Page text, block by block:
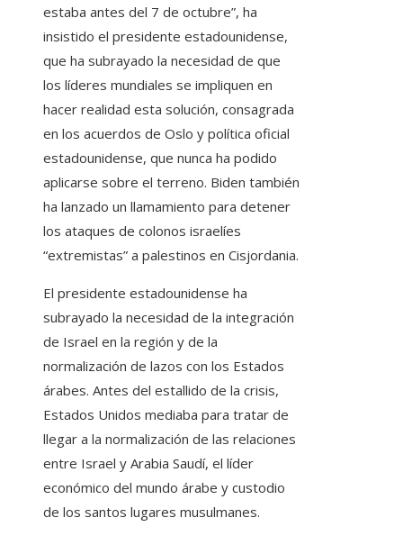
estaba antes del 7 de octubre”, ha
insistido el presidente estadounidense,
que ha subrayado la necesidad de que
los líderes mundiales se impliquen en
hacer realidad esta solución, consagrada
en los acuerdos de Oslo y política oficial
estadounidense, que nunca ha podido
aplicarse sobre el terreno. Biden también
ha lanzado un llamamiento para detener
los ataques de colonos israelíes
“extremistas” a palestinos en Cisjordania.
El presidente estadounidense ha
subrayado la necesidad de la integración
de Israel en la región y de la
normalización de lazos con los Estados
árabes. Antes del estallido de la crisis,
Estados Unidos mediaba para tratar de
llegar a la normalización de las relaciones
entre Israel y Arabia Saudí, el líder
económico del mundo árabe y custodio
de los santos lugares musulmanes.